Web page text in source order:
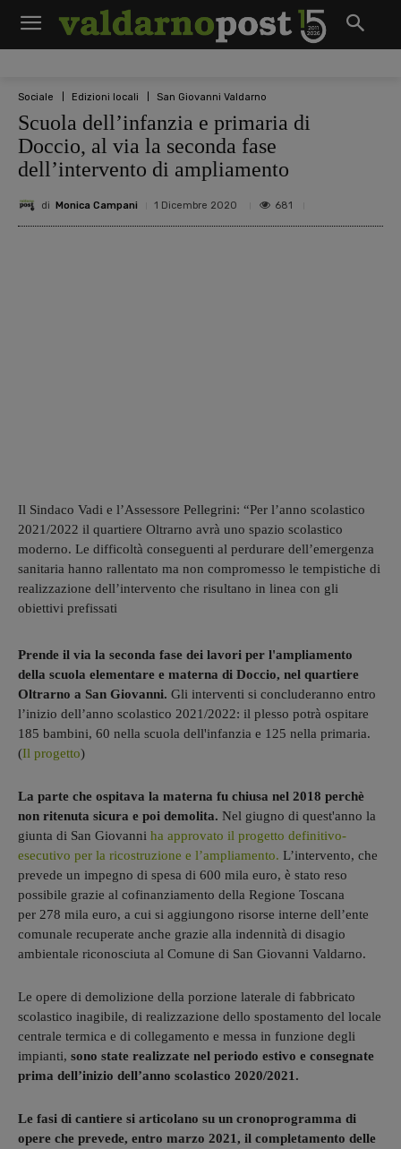
Sociale Edizioni locali San Giovanni Valdarno
Scuola dell’infanzia e primaria di
Doccio, al via la seconda fase
dell’intervento di ampliamento
di Monica Campani 1 Dicembre 2020 681
Il Sindaco Vadi e l’Assessore Pellegrini: “Per l’anno scolastico
2021/2022 il quartiere Oltrarno avrà uno spazio scolastico
moderno. Le difficoltà conseguenti al perdurare dell’emergenza
sanitaria hanno rallentato ma non compromesso le tempistiche di
realizzazione dell’intervento che risultano in linea con gli
obiettivi prefissati
Prende il via la seconda fase dei lavori per l'ampliamento
della scuola elementare e materna di Doccio, nel quartiere
Oltrarno a San Giovanni. Gli interventi si concluderanno entro
l’inizio dell’anno scolastico 2021/2022: il plesso potrà ospitare
185 bambini, 60 nella scuola dell'infanzia e 125 nella primaria.
(Il progetto)
La parte che ospitava la materna fu chiusa nel 2018 perchè
non ritenuta sicura e poi demolita. Nel giugno di quest'anno la
giunta di San Giovanni ha approvato il progetto definitivo-
esecutivo per la ricostruzione e l’ampliamento. L’intervento, che
prevede un impegno di spesa di 600 mila euro, è stato reso
possibile grazie al cofinanziamento della Regione Toscana
per 278 mila euro, a cui si aggiungono risorse interne dell’ente
comunale recuperate anche grazie alla indennità di disagio
ambientale riconosciuta al Comune di San Giovanni Valdarno.
Le opere di demolizione della porzione laterale di fabbricato
scolastico inagibile, di realizzazione dello spostamento del locale
centrale termica e di collegamento e messa in funzione degli
impianti, sono state realizzate nel periodo estivo e consegnate
prima dell’inizio dell’anno scolastico 2020/2021.
Le fasi di cantiere si articolano su un cronoprogramma di
opere che prevede, entro marzo 2021, il completamento delle